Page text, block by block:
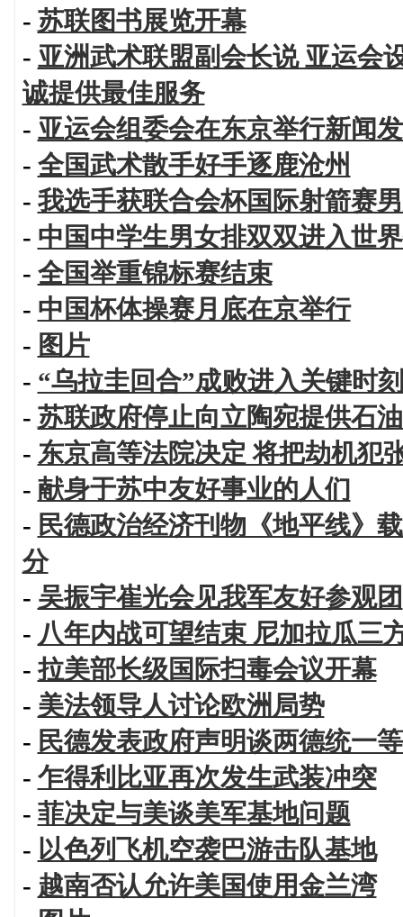
- 苏联图书展览开幕
- 亚洲武术联盟副会长说 亚运会
诚提供最佳服务
- 亚运会组委会在东京举行新闻
- 全国武术散手好手逐鹿沧州
- 我选手获联合会杯国际射箭赛
- 中国中学生男女排双双进入世
- 全国举重锦标赛结束
- 中国杯体操赛月底在京举行
- 图片
- “乌拉圭回合”成败进入关键时
- 苏联政府停止向立陶宛提供石
- 东京高等法院决定 将把劫机犯
- 献身于苏中友好事业的人们
- 民德政治经济刊物《地平线》
分
- 吴振宇崔光会见我军友好参观团
- 八年内战可望结束 尼加拉瓜三
-拉美部长级国际扫毒会议开幕
- 美法领导人讨论欧洲局势
- 民德发表政府声明谈两德统一
- 乍得利比亚再次发生武装冲突
- 菲决定与美谈美军基地问题
- 以色列飞机空袭巴游击队基地
- 越南否认允许美国使用金兰湾